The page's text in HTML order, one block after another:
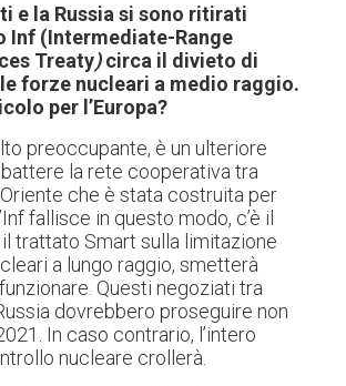
e la Russia si sono ritirati
Inf (Intermediate-Range
Treaty)circa il divieto di
forze nucleari a medio raggio.
per l’Europa?
preoccupante, è un ulteriore
la rete cooperativa tra
che è stata costruita per
fallisce in questo modo, c’è il
trattato Smart sulla limitazione
a lungo raggio, smetterà
Questi negoziati tra
dovrebbero proseguire non
In caso contrario, l’intero
nucleare crollerà.